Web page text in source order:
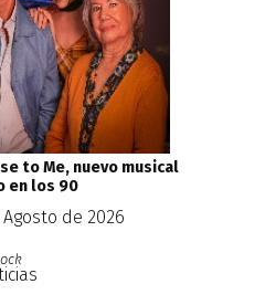
to Me, nuevo musical
en los 90
de 2026